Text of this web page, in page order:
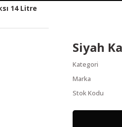
14 Litre
Siyah
Kategori
Marka
Stok Kodu